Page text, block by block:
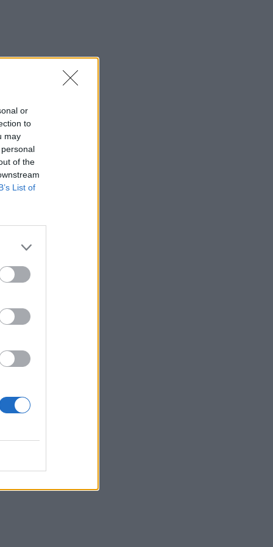
or
to
may
of the
List of